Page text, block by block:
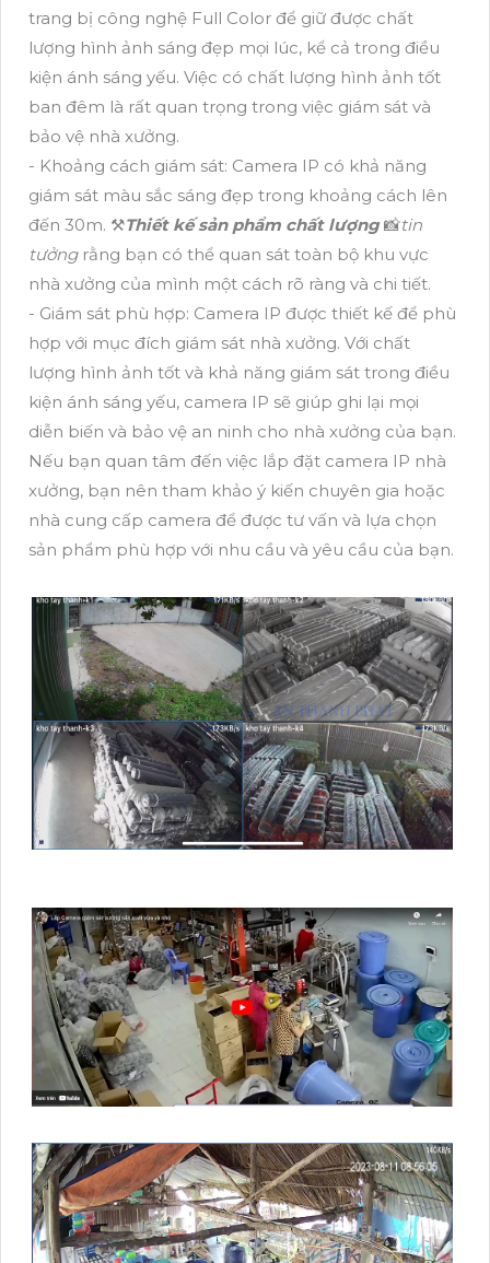
trang bị công nghệ Full Color để giữ được chất
lượng hình ảnh sáng đẹp mọi lúc, kể cả trong điều
kiện ánh sáng yếu. Việc có chất lượng hình ảnh tốt
ban đêm là rất quan trọng trong việc giám sát và
bảo vệ nhà xưởng.
- Khoảng cách giám sát: Camera IP có khả năng
giám sát màu sắc sáng đẹp trong khoảng cách lên
đến 30m. ⚒Thiết kế sản phẩm chất lượng📸tin
tưởngrằng bạn có thể quan sát toàn bộ khu vực
nhà xưởng của mình một cách rõ ràng và chi tiết.
- Giám sát phù hợp: Camera IP được thiết kế để phù
hợp với mục đích giám sát nhà xưởng. Với chất
lượng hình ảnh tốt và khả năng giám sát trong điều
kiện ánh sáng yếu, camera IP sẽ giúp ghi lại mọi
diễn biến và bảo vệ an ninh cho nhà xưởng của bạn.
Nếu bạn quan tâm đến việc lắp đặt camera IP nhà
xưởng, bạn nên tham khảo ý kiến chuyên gia hoặc
nhà cung cấp camera để được tư vấn và lựa chọn
sản phẩm phù hợp với nhu cầu và yêu cầu của bạn.